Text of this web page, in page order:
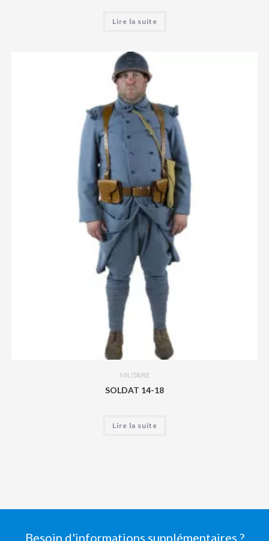
Lire la suite
MILITAIRE
SOLDAT 14-18
Lire la suite
Besoin d'informations supplémentaires ?